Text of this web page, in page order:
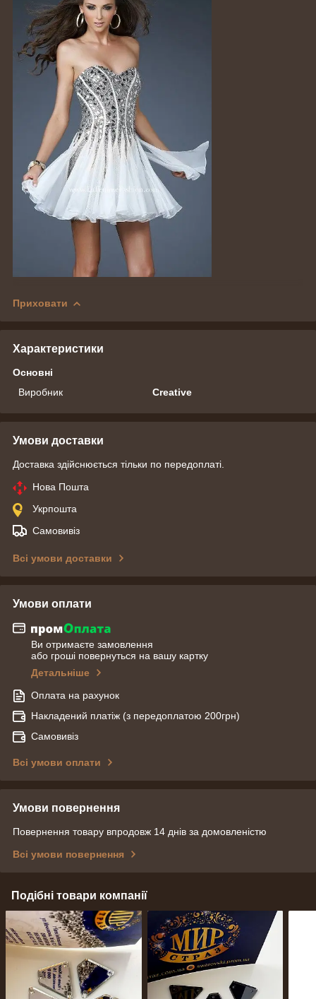
Приховати
Характеристики
Основні
Виробник
Creative
Умови доставки
Доставка здійснюється тільки по передоплаті.
Нова Пошта
Укрпошта
Самовивіз
Всі умови доставки
Умови оплати
Ви отримаєте замовлення
або гроші повернуться на вашу картку
Детальніше
Оплата на рахунок
Накладений платіж (з передоплатою 200грн)
Самовивіз
Всі умови оплати
Умови повернення
Повернення товару впродовж 14 днів за домовленістю
Всі умови повернення
Подібні товари компанії